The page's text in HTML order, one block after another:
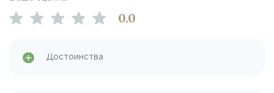
0.0